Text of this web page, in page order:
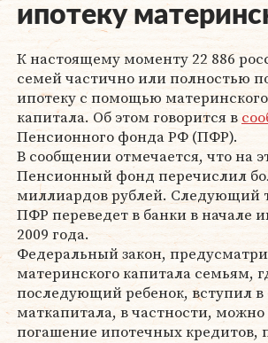
ипотеку
К настоящему моменту 22 886
семей частично или полностью
ипотеку с помощью материнского
капитала. Об этом говорится в
Пенсионного фонда РФ (ПФР).
В сообщении отмечается, что на
Пенсионный фонд перечислил
миллиардов рублей. Следующий
ПФР переведет в банки в начале
2009 года.
Федеральный закон,
материнского капитала семьям,
последующий ребенок, вступил в
маткапитала, в частности,
погашение ипотечных кредитов,